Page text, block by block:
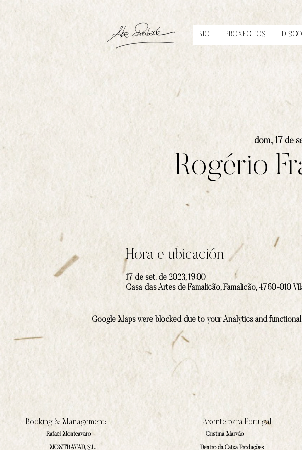
BIO PROXECTOS
dom., 17 de
Rogério
Hora e ubicación
17 de set. de 2023, 19:00
Casa das Artes de Famalicão, Famalicão, 4760-010
Google Maps were blocked due to your Analytics and
Booking & Management:
Rafael Monteavaro
MONTRAVAD, S.L.
Axente para Portugal
Cristina Marväo
Dentro da Caixa Produções